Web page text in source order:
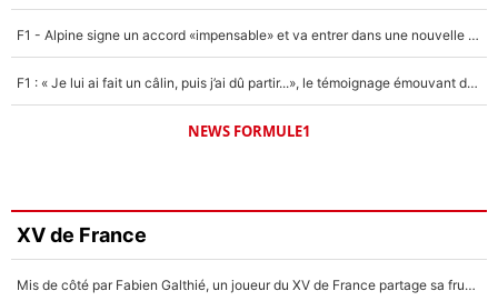
F1 - Alpine signe un accord «impensable» et va entrer dans une nouvelle dimension : Grande nouvelle pour Pierre Gasly !
F1 : « Je lui ai fait un câlin, puis j’ai dû partir...», le témoignage émouvant de Max Verstappen sur sa fille
NEWS FORMULE1
XV de France
Mis de côté par Fabien Galthié, un joueur du XV de France partage sa frustration : «ils ne me l’ont pas dit tout de suite»